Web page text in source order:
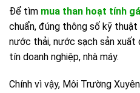
Để tìm mua than hoạt tính
chuẩn, đúng thông số kỹ
nước thải, nước sạch sản xuất
tín doanh nghiệp, nhà máy.
Chính vì vậy, Môi Trường